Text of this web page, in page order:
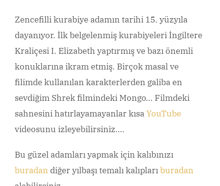
Zencefilli kurabiye adamın tarihi 15. yüzyıla
dayanıyor. İlk belgelenmiş kurabiyeleri İngiltere
Kraliçesi I. Elizabeth yaptırmış ve bazı önemli
konuklarına ikram etmiş. Birçok masal ve
filimde kullanılan karakterlerden galiba en
sevdiğim Shrek filmindeki Mongo… Filmdeki
sahnesini hatırlayamayanlar kısaYouTube
videosunu izleyebilirsiniz….
Bu güzel adamları yapmak için kalıbınızı
buradandiğer yılbaşı temalı kalıplarıburadan